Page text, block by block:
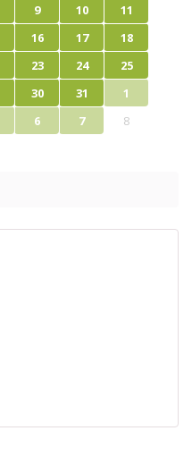
9 10
11
16 17
18
23 24
25
30 31
1
6 7 8